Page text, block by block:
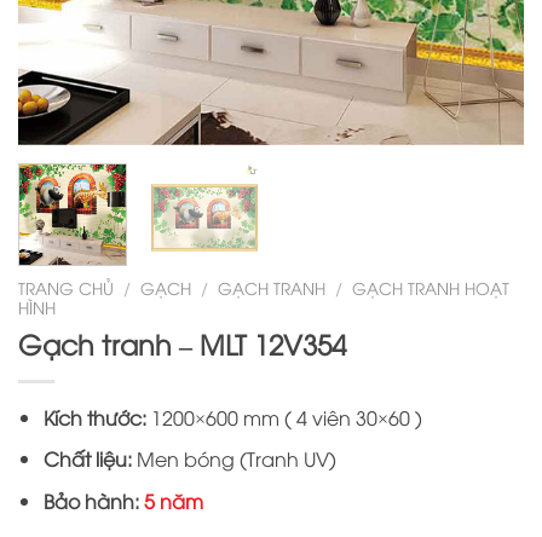
TRANG CHỦ / GẠCH / GẠCH TRANH / GẠCH TRANH HOẠT
HÌNH
Gạch tranh – MLT 12V354
Kích thước:1200×600 mm ( 4 viên 30×60 )
Chất liệu:Men bóng (Tranh UV)
Bảo hành:5 năm